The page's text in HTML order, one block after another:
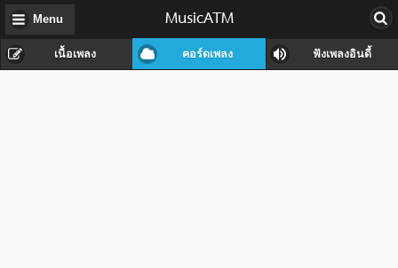
Menu MusicATM
เนื้อเพลง คอร์ดเพลง ฟังเพลงอินดี้